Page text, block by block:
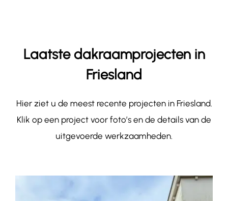
Laatste dakraamprojecten in
Friesland
Hier ziet u de meest recente projecten in Friesland.
Klik op een project voor foto’s en de details van de
uitgevoerde werkzaamheden.